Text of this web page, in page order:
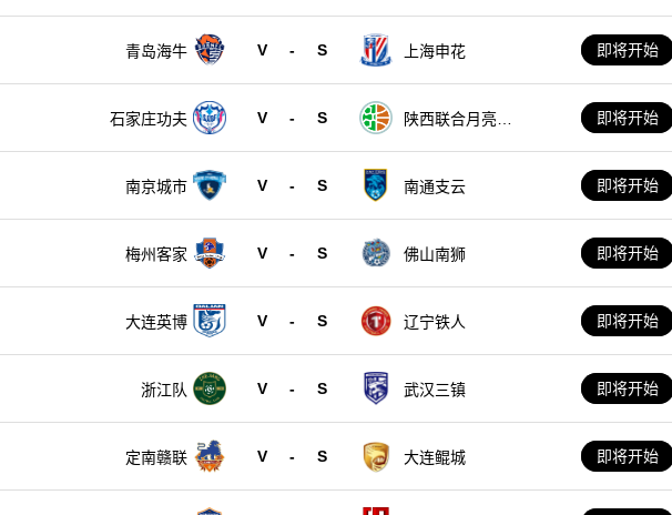
青岛海牛 V - S 上海申花 即将开始
石家庄功夫 V - S
陕西联合月亮泊
即将开始
南京城市 V - S 南通支云 即将开始
梅州客家 V - S 佛山南狮 即将开始
大连英博 V - S 辽宁铁人 即将开始
浙江队 V - S 武汉三镇 即将开始
定南赣联 V - S 大连鲲城 即将开始